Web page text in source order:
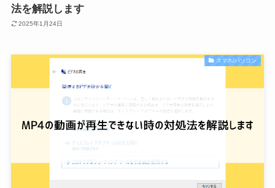
法を解説します
2025年1月24日
スマホ/パソコン